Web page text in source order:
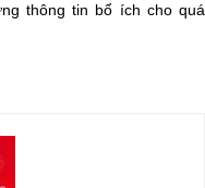
thông tin bổ ích cho quá